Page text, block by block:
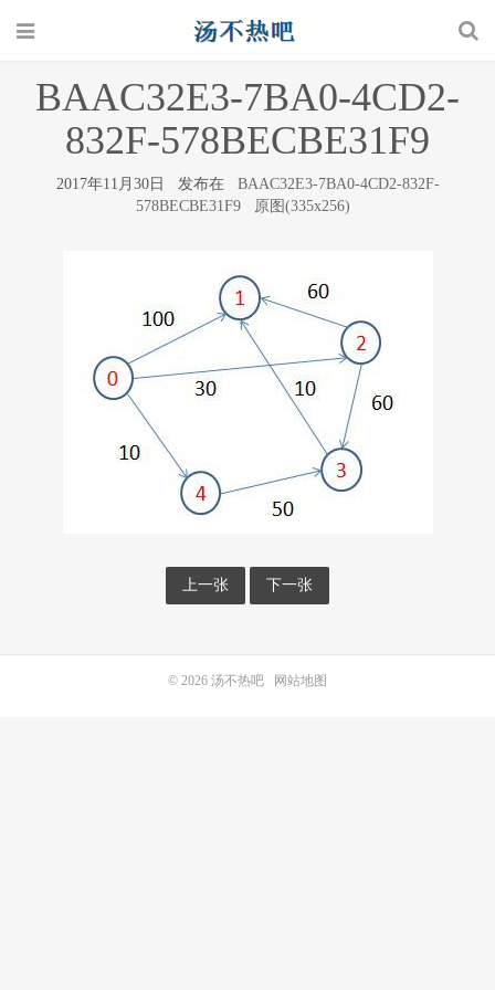
BAAC32E3-7BA0-4CD2-
832F-578BECBE31F9
2017年11月30日 发布在 BAAC32E3-7BA0-4CD2-832F-
578BECBE31F9
原图(335x256)
上一张 下一张
© 2026 汤不热吧 网站地图